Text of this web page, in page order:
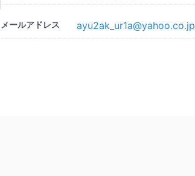
メールアドレス ayu2ak_ur1a@yahoo.co.jp